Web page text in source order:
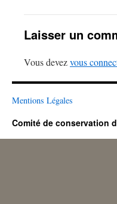
Laisser un
Vous devezvous
Mentions Légales
Comité de conservation